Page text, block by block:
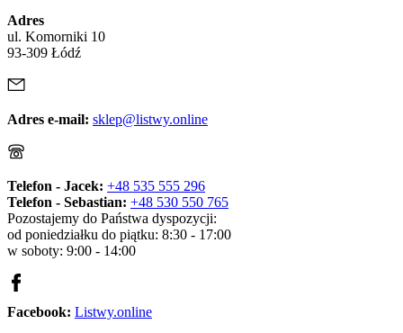
Adres
ul. Komorniki 10
93-309 Łódź
Adres e-mail: sklep@listwy.online
Telefon - Jacek: +48 535 555 296
Telefon - Sebastian: +48 530 550 765
Pozostajemy do Państwa dyspozycji:
od poniedziałku do piątku: 8:30 - 17:00
w soboty: 9:00 - 14:00
Facebook: Listwy.online